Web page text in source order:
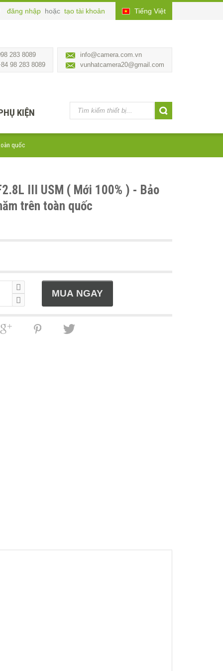
Tiếng Việt
đăng nhập hoặc tạo tài khoản
info@camera.com.vn
vunhatcamera20@gmail.com
283 8089
98 283 8089
KIỆN
quốc
III USM ( Mới 100% ) - Bảo
trên toàn quốc